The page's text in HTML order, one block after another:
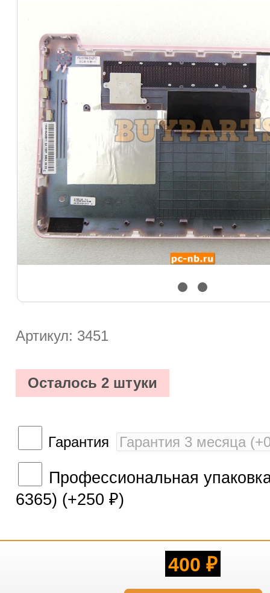
Артикул: 3451
Осталось 2 штуки
Гарантия
Профессиональная
6365) (+250 ₽)
400 ₽